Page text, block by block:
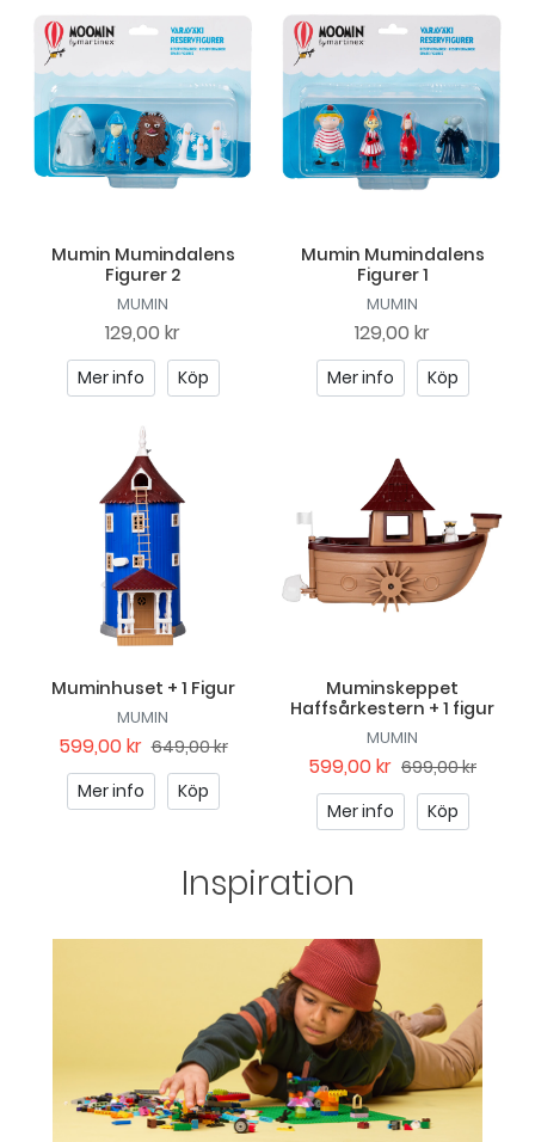
Mumin Mumindalens
Figurer 2
MUMIN
129,00 kr
Mer info Köp
Mumin Mumindalens
Figurer 1
MUMIN
129,00 kr
Mer info Köp
Muminhuset + 1 Figur
MUMIN
599,00 kr 649,00 kr
Mer info
Köp
Muminskeppet
Haffsårkestern + 1 figur
MUMIN
599,00 kr 699,00 kr
Mer info
Köp
Inspiration